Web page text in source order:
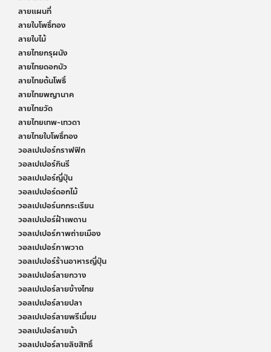
ลายแผนที่
ลายใบโพธิ์ทอง
ลายใบไม้
ลายไทยกรุผนัง
ลายไทยดอกบัว
ลายไทยต้นโพธิ์
ลายไทยพญานาค
ลายไทยวัด
ลายไทยเทพ-เทวดา
ลายไทยใบโพธิ์ทอง
วอลเปเปอร์กราฟฟิก
วอลเปเปอร์กินรี
วอลเปเปอร์ญี่ปุ่น
วอลเปเปอร์ดอกไม้
วอลเปเปอร์นกกระเรียน
วอลเปเปอร์ฝ้าเพดาน
วอลเปเปอร์ภาพถ่ายเมือง
วอลเปเปอร์ภาพวาด
วอลเปเปอร์ร้านอาหารญี่ปุ่น
วอลเปเปอร์ลายกวาง
วอลเปเปอร์ลายข้างไทย
วอลเปเปอร์ลายปลา
วอลเปเปอร์ลายพรีเมี่ยม
วอลเปเปอร์ลายม้า
วอลเปเปอร์ลายลิขสิทธิ์